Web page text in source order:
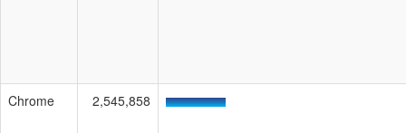
Chrome 2,545,858